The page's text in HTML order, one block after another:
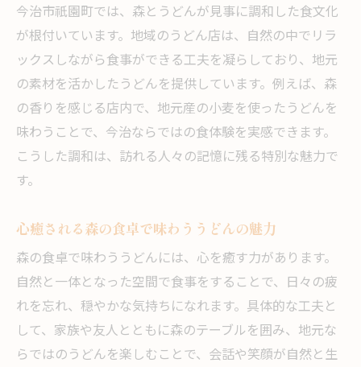
今治市祇園町では、森とうどんが見事に調和した食文化
が根付いています。地域のうどん店は、自然の中でリラ
ックスしながら食事ができる工夫を凝らしており、地元
の素材を活かしたうどんを提供しています。例えば、森
の香りを感じる店内で、地元産の小麦を使ったうどんを
味わうことで、今治ならではの食体験を実感できます。
こうした調和は、訪れる人々の記憶に残る特別な魅力で
す。
心癒される森の食卓で味わううどんの魅力
森の食卓で味わううどんには、心を癒す力があります。
自然と一体となった空間で食事をすることで、日々の疲
れを忘れ、穏やかな気持ちになれます。具体的な工夫と
して、家族や友人とともに森のテーブルを囲み、地元な
らではのうどんを楽しむことで、会話や笑顔が自然と生